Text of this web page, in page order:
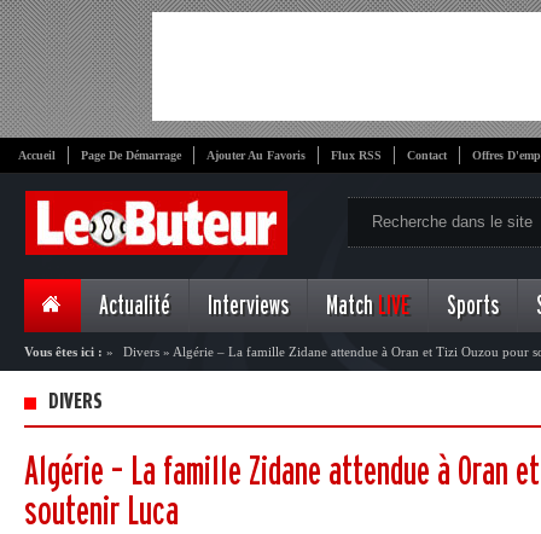
Accueil Page De Démarrage Ajouter Au Favoris Flux RSS Contact Offres
Actualité Interviews Match LIVE Sports
Vous êtes ici : » Divers » Algérie – La famille Zidane attendue à Oran et Tizi Ouzou pour
DIVERS
Algérie – La famille Zidane attendue à Oran
soutenir Luca